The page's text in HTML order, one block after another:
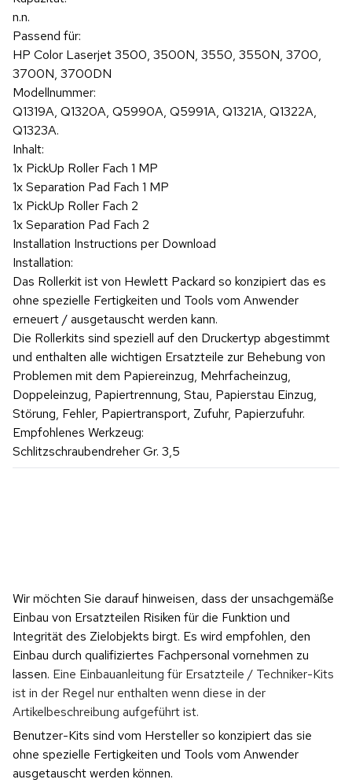
n.n.
Passend für:
HP Color Laserjet 3500, 3500N, 3550, 3550N, 3700,
3700N, 3700DN
Modellnummer:
Q1319A, Q1320A, Q5990A, Q5991A, Q1321A, Q1322A,
Q1323A.
Inhalt:
1x PickUp Roller Fach 1 MP
1x Separation Pad Fach 1 MP
1x PickUp Roller Fach 2
1x Separation Pad Fach 2
Installation Instructions per Download
Installation:
Das Rollerkit ist von Hewlett Packard so konzipiert das es
ohne spezielle Fertigkeiten und Tools vom Anwender
erneuert / ausgetauscht werden kann.
Die Rollerkits sind speziell auf den Druckertyp abgestimmt
und enthalten alle wichtigen Ersatzteile zur Behebung von
Problemen mit dem Papiereinzug, Mehrfacheinzug,
Doppeleinzug, Papiertrennung, Stau, Papierstau Einzug,
Störung, Fehler, Papiertransport, Zufuhr, Papierzufuhr.
Empfohlenes Werkzeug:
Schlitzschraubendreher Gr. 3,5
Wir möchten Sie darauf hinweisen, dass der unsachgemäße
Einbau von Ersatzteilen Risiken für die Funktion und
Integrität des Zielobjekts birgt. Es wird empfohlen, den
Einbau durch qualifiziertes Fachpersonal vornehmen zu
lassen. Eine Einbauanleitung für Ersatzteile / Techniker-Kits
ist in der Regel nur enthalten wenn diese in der
Artikelbeschreibung aufgeführt ist.
Benutzer-Kits sind vom Hersteller so konzipiert das sie
ohne spezielle Fertigkeiten und Tools vom Anwender
ausgetauscht werden können.